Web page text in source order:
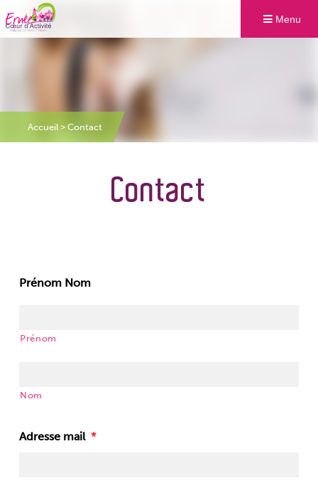
Menu
Accueil> Contact
Contact
Prénom Nom
Prénom
Nom
Adresse mail *